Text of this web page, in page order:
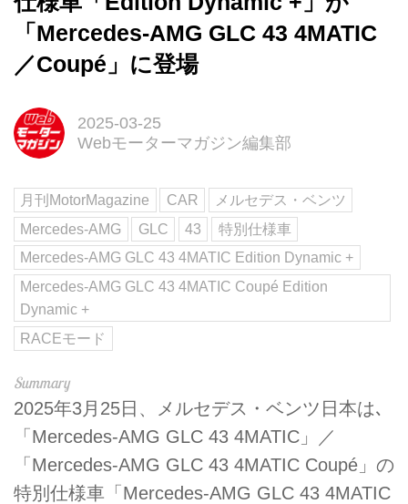
「Mercedes-AMG GLC 43 4MATIC
／Coupé」に登場
2025-03-25
Webモーターマガジン編集部
月刊MotorMagazine CAR
メルセデス・ベンツ
Mercedes-AMG
GLC 43
特別仕様車
Mercedes-AMG GLC 43 4MATIC Edition Dynamic +
Mercedes-AMG GLC 43 4MATIC Coupé Edition
Dynamic +
RACEモード
2025年3月25日、メルセデス・ベンツ日本は､
「Mercedes-AMG GLC 43 4MATIC」／
「Mercedes-AMG GLC 43 4MATIC Coupé」の
特別仕様車「Mercedes-AMG GLC 43 4MATIC